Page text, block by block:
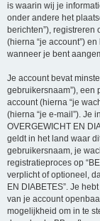
is waarin wij je
onder andere het
berichten”), registreren
(hierna “je account”)
wanneer je bent
Je account bevat
gebruikersnaam”), een
account (hierna “je
(hierna “je e-mail”). Je
OVERGEWICHT EN
geldt in het land waar
gebruikersnaam, je
registratieproces op
verplicht of optioneel,
EN DIABETES”. Je
van je account
mogelijkheid om in te